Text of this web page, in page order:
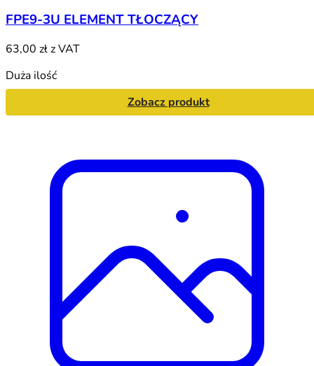
FPE9-3U ELEMENT TŁOCZĄCY
63,00 złz VAT
Duża ilość
Zobacz produkt